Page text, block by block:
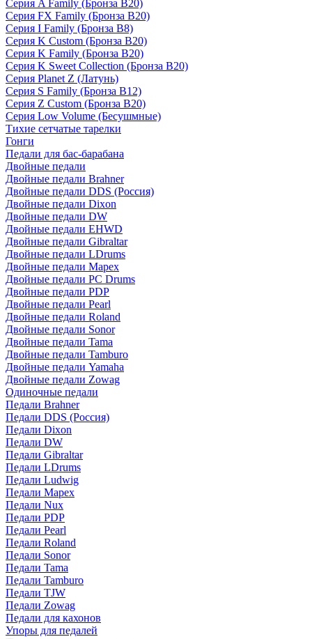
Серия A Family (Бронза B20)
Серия FX Family (Бронза B20)
Серия I Family (Бронза B8)
Серия K Custom (Бронза B20)
Серия K Family (Бронза B20)
Серия K Sweet Collection (Бронза B20)
Серия Planet Z (Латунь)
Серия S Family (Бронза B12)
Серия Z Custom (Бронза B20)
Серия Low Volume (Бесушмные)
Тихие сетчатые тарелки
Гонги
Педали для бас-барабана
Двойные педали
Двойные педали Brahner
Двойные педали DDS (Россия)
Двойные педали Dixon
Двойные педали DW
Двойные педали EHWD
Двойные педали Gibraltar
Двойные педали LDrums
Двойные педали Mapex
Двойные педали PC Drums
Двойные педали PDP
Двойные педали Pearl
Двойные педали Roland
Двойные педали Sonor
Двойные педали Tama
Двойные педали Tamburo
Двойные педали Yamaha
Двойные педали Zowag
Одиночные педали
Педали Brahner
Педали DDS (Россия)
Педали Dixon
Педали DW
Педали Gibraltar
Педали LDrums
Педали Ludwig
Педали Mapex
Педали Nux
Педали PDP
Педали Pearl
Педали Roland
Педали Sonor
Педали Tama
Педали Tamburo
Педали TJW
Педали Zowag
Педали для кахонов
Упоры для педалей